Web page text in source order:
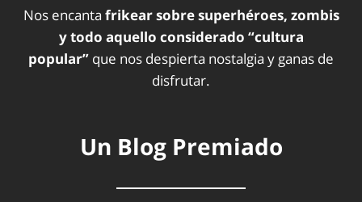
Nos encanta frikear sobre superhéroes, zombis
y todo aquello considerado “cultura
popular” que nos despierta nostalgia y ganas de
disfrutar.
Un Blog Premiado